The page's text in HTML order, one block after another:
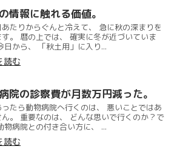
情報に触れる価値。
あたりからぐんと冷えて、 急に秋の深まりを
す。 暦の上では、 確実に冬が近づいていま
日から、 「秋土用」に入り...
読む
院の診察費が月数万円減った。
たら動物病院へ行くのは、 悪いことではあ
ん。 重要なのは、 どんな思いで行くのか？で
物病院との付き合い方に、 ...
読む